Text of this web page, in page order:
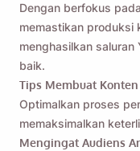
Dengan berfokus
memastikan produksi
menghasilkan saluran
baik.
Tips Membuat
Optimalkan proses
memaksimalkan
Mengingat Audiens